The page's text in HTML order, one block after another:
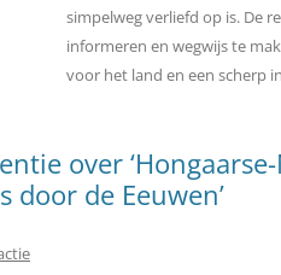
simpelweg verliefd op is. De
informeren en wegwijs te
voor het land en een scherp
over
door de Eeuwen’